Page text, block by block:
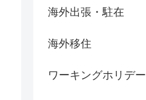
海外出張・駐在
海外移住
ワーキングホリデー